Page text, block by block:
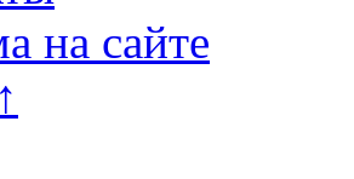
на сайте